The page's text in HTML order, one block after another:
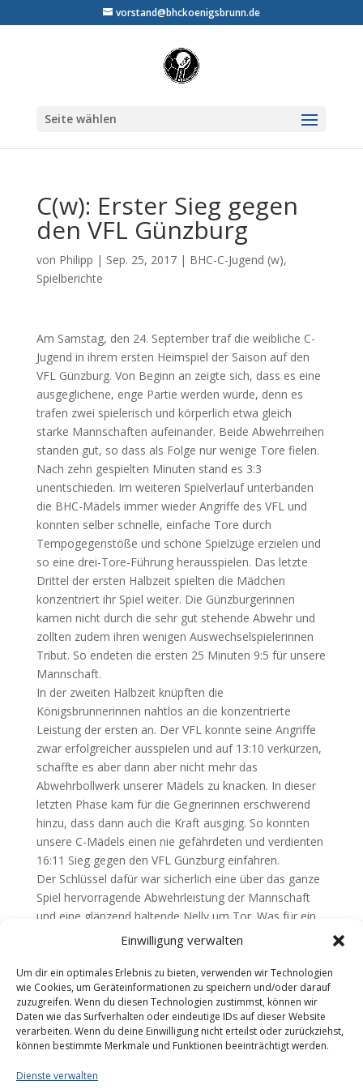
Einwilligung verwalten
Um dir ein optimales Erlebnis zu bieten, verwenden wir Technologien
wie Cookies, um Geräteinformationen zu speichern und/oder darauf
zuzugreifen. Wenn du diesen Technologien zustimmst, können wir
Daten wie das Surfverhalten oder eindeutige IDs auf dieser Website
verarbeiten. Wenn du deine Einwilligung nicht erteilst oder zurückziehst,
können bestimmte Merkmale und Funktionen beeinträchtigt werden.
Dienste verwalten
vorstand@bhckoenigsbrunn.de
Seite wählen
C(w): Erster Sieg gegen
den VFL Günzburg
von Philipp | Sep. 25, 2017| BHC-C-Jugend (w),
Spielberichte
Am Samstag, den 24. September traf die weibliche C-
Jugend in ihrem ersten Heimspiel der Saison auf den
VFL Günzburg. Von Beginn an zeigte sich, dass es eine
ausgeglichene, enge Partie werden würde, denn es
trafen zwei spielerisch und körperlich etwa gleich
starke Mannschaften aufeinander. Beide Abwehrreihen
standen gut, so dass als Folge nur wenige Tore fielen.
Nach zehn gespielten Minuten stand es 3:3
unentschieden. Im weiteren Spielverlauf unterbanden
die BHC-Mädels immer wieder Angriffe des VFL und
konnten selber schnelle, einfache Tore durch
Tempogegenstöße und schöne Spielzüge erzielen und
so eine drei-Tore-Führung herausspielen. Das letzte
Drittel der ersten Halbzeit spielten die Mädchen
konzentriert ihr Spiel weiter. Die Günzburgerinnen
kamen nicht durch die sehr gut stehende Abwehr und
zollten zudem ihren wenigen Auswechselspielerinnen
Tribut. So endeten die ersten 25 Minuten 9:5 für unsere
Mannschaft.
In der zweiten Halbzeit knüpften die
Königsbrunnerinnen nahtlos an die konzentrierte
Leistung der ersten an. Der VFL konnte seine Angriffe
zwar erfolgreicher ausspielen und auf 13:10 verkürzen,
schaffte es aber dann aber nicht mehr das
Abwehrbollwerk unserer Mädels zu knacken. In dieser
letzten Phase kam für die Gegnerinnen erschwerend
hinzu, dass dann auch die Kraft ausging. So konnten
unsere C-Mädels einen nie gefährdeten und verdienten
16:11 Sieg gegen den VFL Günzburg einfahren.
Der Schlüssel dafür war sicherlich eine über das ganze
Spiel hervorragende Abwehrleistung der Mannschaft
und eine glänzend haltende Nelly um Tor. Was für ein
gelungener Heimspielauftakt – so kann es
Teilen mit: